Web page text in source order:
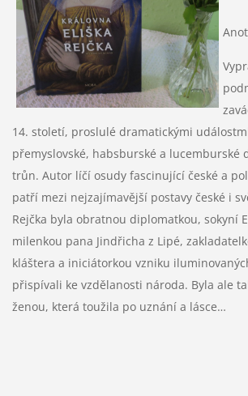
14. století, proslulé dramatickými
přemyslovské, habsburské a lucemburské
trůn. Autor líčí osudy fascinující české a
patří mezi nejzajímavější postavy české i
Rejčka byla obratnou diplomatkou, sokyní
milenkou pana Jindřicha z Lipé,
kláštera a iniciátorkou vzniku
přispívali ke vzdělanosti národa. Byla ale
ženou, která toužila po uznání a lásce…